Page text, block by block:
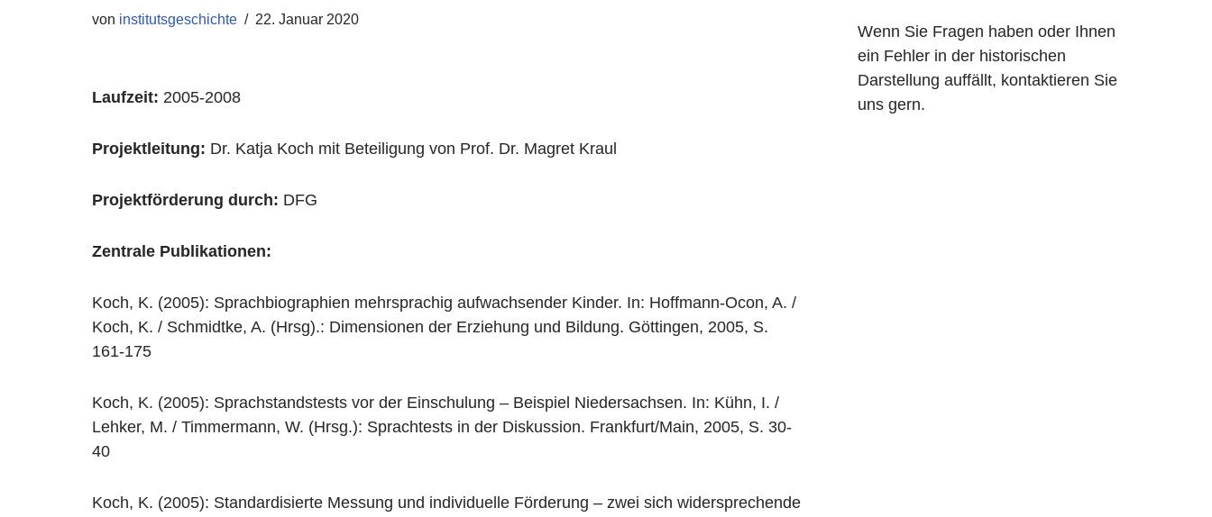
von institutsgeschichte 22. Januar 2020
Laufzeit: 2005-2008
Projektleitung: Dr. Katja Koch mit Beteiligung von Prof. Dr. Magret Kraul
Projektförderung durch: DFG
Zentrale Publikationen:
Koch, K. (2005): Sprachbiographien mehrsprachig aufwachsender Kinder. In: Hoffmann-Ocon, A. /
Koch, K. / Schmidtke, A. (Hrsg).: Dimensionen der Erziehung und Bildung. Göttingen, 2005, S.
161-175
Koch, K. (2005): Sprachstandstests vor der Einschulung – Beispiel Niedersachsen. In: Kühn, I. /
Lehker, M. / Timmermann, W. (Hrsg.): Sprachtests in der Diskussion. Frankfurt/Main, 2005, S. 30-
40
Koch, K. (2005): Standardisierte Messung und individuelle Förderung – zwei sich widersprechende
Wenn Sie Fragen haben oder Ihnen
ein Fehler in der historischen
Darstellung auffällt, kontaktieren Sie
uns gern.